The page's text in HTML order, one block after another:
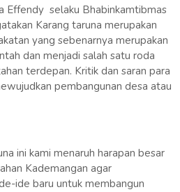
Effendy selaku Bhabinkamtibmas
Karang taruna merupakan
yang sebenarnya merupakan
dan menjadi salah satu roda
terdepan. Kritik dan saran para
pembangunan desa atau
ini kami menaruh harapan besar
Kademangan agar
ide baru untuk membangun